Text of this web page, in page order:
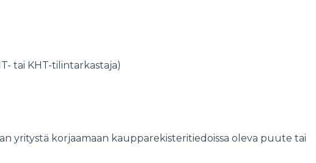
tai KHT-tilintarkastaja)
yritystä korjaamaan kaupparekisteritiedoissa oleva puute tai